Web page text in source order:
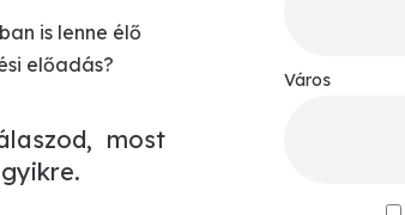
is lenne élő
előadás?
most
Város